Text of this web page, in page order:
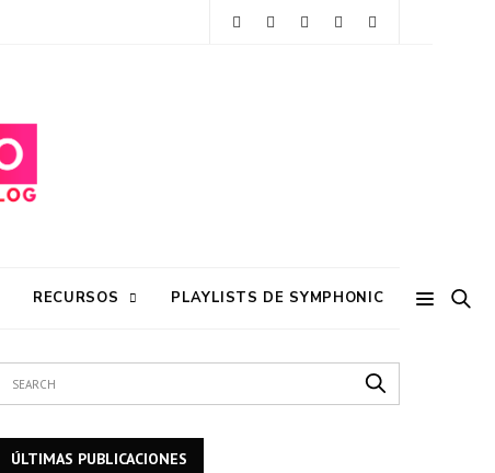
RECURSOS PLAYLISTS DE SYMPHONIC
ÚLTIMAS PUBLICACIONES